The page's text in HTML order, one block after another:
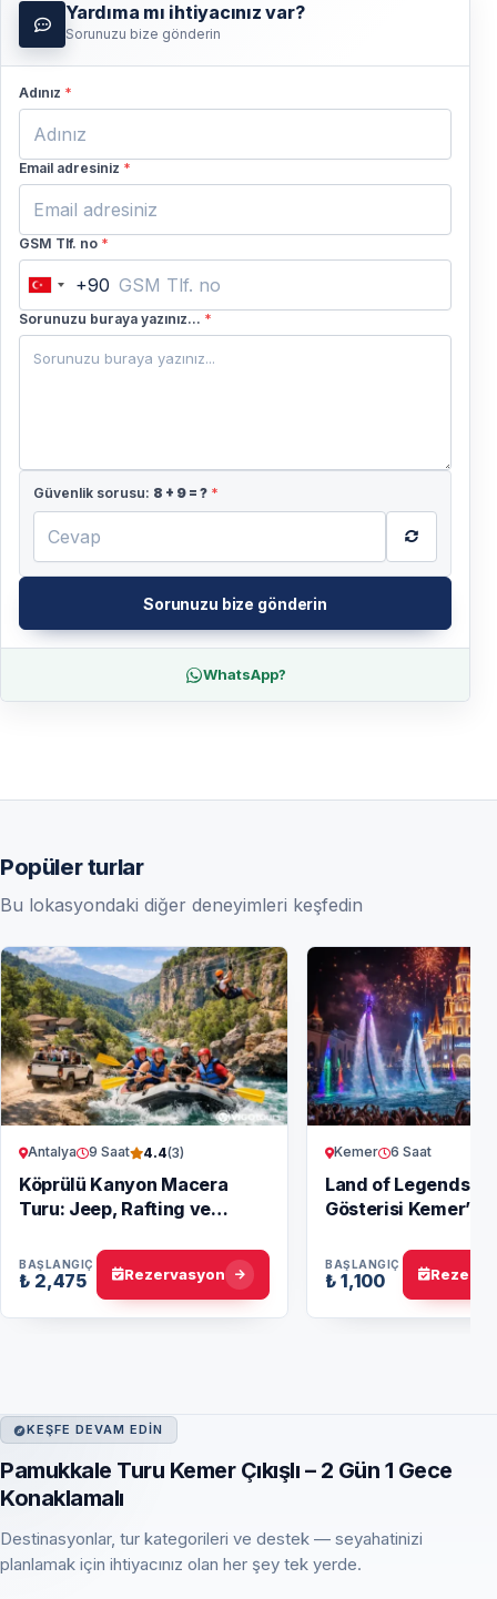
Yardıma mı ihtiyacınız var?
Sorunuzu bize gönderin
Adınız *
Email adresiniz *
GSM Tlf. no *
Turkey
+90
+90
Sorunuzu buraya yazınız... *
Güvenlik sorusu: 8 + 9 = ? *
Sorunuzu bize gönderin
WhatsApp?
Popüler turlar
Bu lokasyondaki diğer deneyimleri keşfedin
Antalya 9 Saat 4.4(3)
Köprülü Kanyon Macera
Turu: Jeep, Rafting ve
BAŞLANGIÇ
₺ 2,475 Rezervasyon
Kemer 6 Saat
Land of Legends
Gösterisi
BAŞLANGIÇ
₺ 1,100
KEŞFE DEVAM EDIN
Pamukkale Turu Kemer Çıkışlı – 2 Gün 1 Gece
Konaklamalı
Destinasyonlar, tur kategorileri ve destek — seyahatinizi
planlamak için ihtiyacınız olan her şey tek yerde.